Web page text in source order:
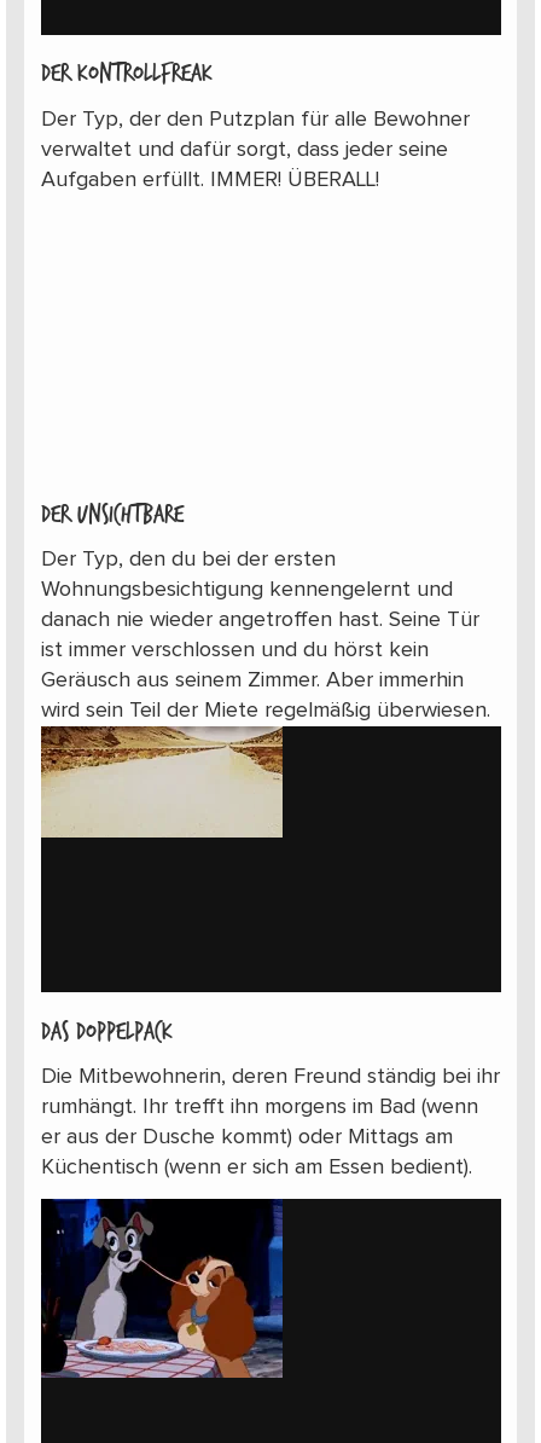
Der Kontrollfreak
Der Typ, der den Putzplan für alle Bewohner
verwaltet und dafür sorgt, dass jeder seine
Aufgaben erfüllt. IMMER! ÜBERALL!
Der Unsichtbare
Der Typ, den du bei der ersten
Wohnungsbesichtigung kennengelernt und
danach nie wieder angetroffen hast. Seine Tür
ist immer verschlossen und du hörst kein
Geräusch aus seinem Zimmer. Aber immerhin
wird sein Teil der Miete regelmäßig überwiesen.
Das Doppelpack
Die Mitbewohnerin, deren Freund ständig bei ihr
rumhängt. Ihr trefft ihn morgens im Bad (wenn
er aus der Dusche kommt) oder Mittags am
Küchentisch (wenn er sich am Essen bedient).